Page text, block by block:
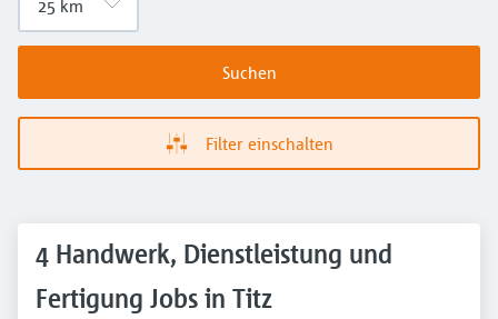
Suchen
Filter einschalten
4 Handwerk, Dienstleistung und
Fertigung Jobs in Titz